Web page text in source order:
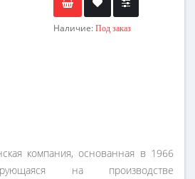
Наличие: Под заказ
компания, основанная в 1966
на производстве